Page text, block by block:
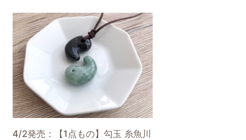
4/2発売：【1点もの】勾玉 糸魚川